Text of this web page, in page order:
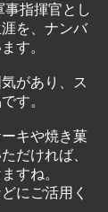
事指揮官とし
を、ナンバ
す。
があり、ス
す。
キや焼き菓
だければ、
すね。
にご活用く